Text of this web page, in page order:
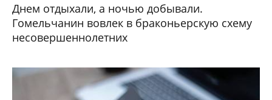
Днем отдыхали, а ночью добывали.
Гомельчанин вовлек в браконьерскую схему
несовершеннолетних